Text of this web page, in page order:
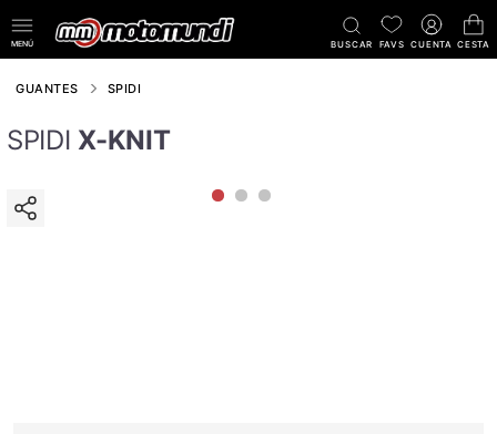
MENÚ BUSCAR FAVS CUENTA CESTA
GUANTES SPIDI
SPIDI X-KNIT